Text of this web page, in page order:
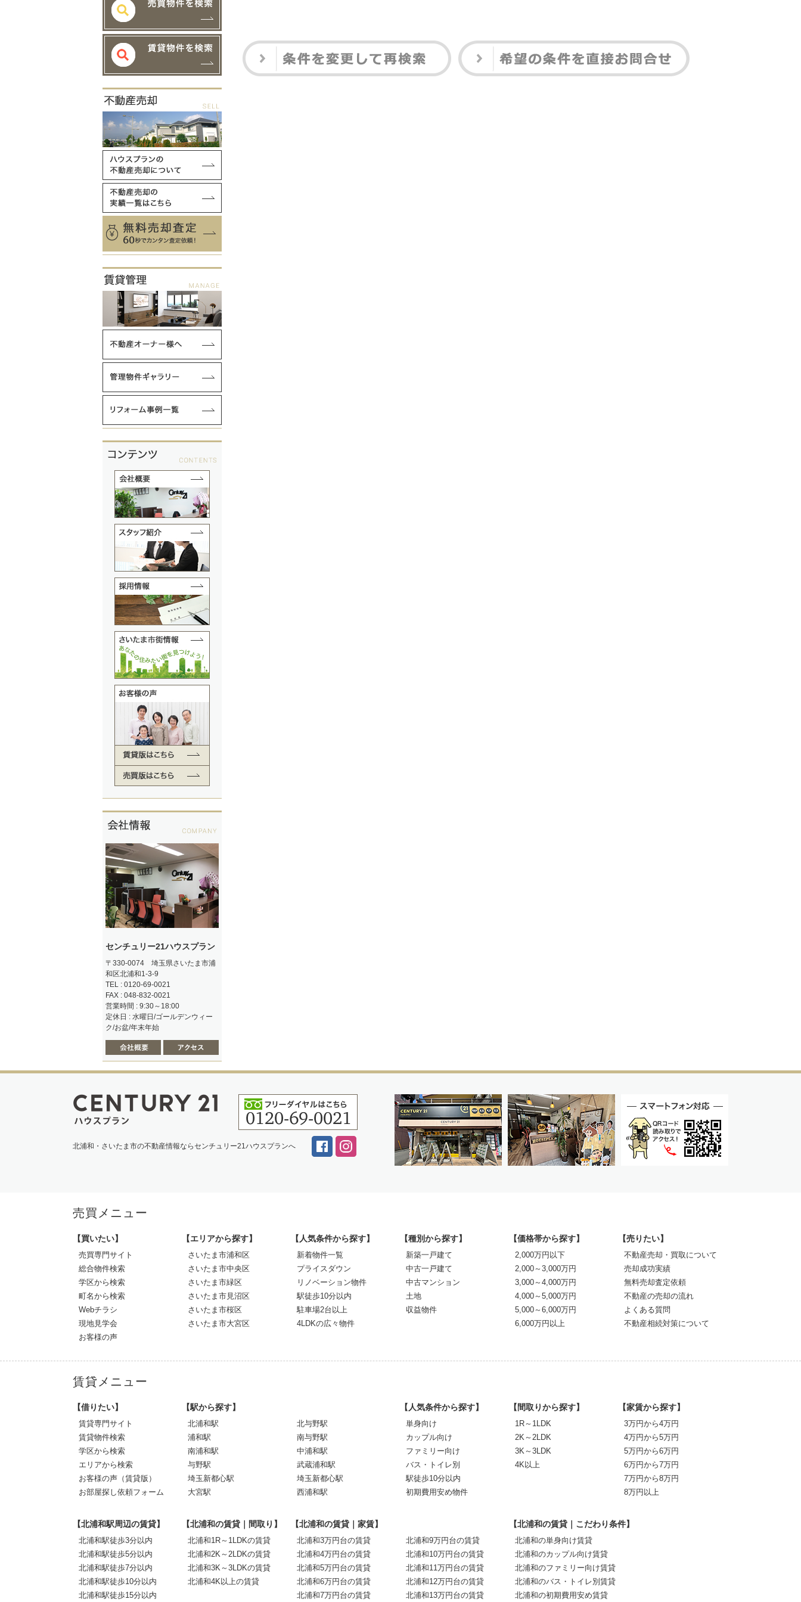
センチュリー21ハウスプラン
〒330-0074 埼玉県さいたま市浦
和区北浦和1-3-9
TEL : 0120-69-0021
FAX : 048-832-0021
営業時間 : 9:30～18:00
定休日 : 水曜日/ゴールデンウィー
ク/お盆/年末年始
北浦和・さいたま市の不動産情報ならセンチュリー21ハウスプランへ
売買メニュー
【買いたい】
売買専門サイト
総合物件検索
学区から検索
町名から検索
Webチラシ
現地見学会
お客様の声
【エリアから探す】
さいたま市浦和区
さいたま市中央区
さいたま市緑区
さいたま市見沼区
さいたま市桜区
さいたま市大宮区
【人気条件から探す】
新着物件一覧
プライスダウン
リノベーション物件
駅徒歩10分以内
駐車場2台以上
4LDKの広々物件
【種別から探す】
新築一戸建て
中古一戸建て
中古マンション
土地
収益物件
【価格帯から探す】
2,000万円以下
2,000～3,000万円
3,000～4,000万円
4,000～5,000万円
5,000～6,000万円
6,000万円以上
【売りたい】
不動産売却・買取について
売却成功実績
無料売却査定依頼
不動産の売却の流れ
よくある質問
不動産相続対策について
賃貸メニュー
【借りたい】
賃貸専門サイト
賃貸物件検索
学区から検索
エリアから検索
お客様の声（賃貸版）
お部屋探し依頼フォーム
【駅から探す】
北浦和駅
浦和駅
南浦和駅
与野駅
埼玉新都心駅
大宮駅
北与野駅
南与野駅
中浦和駅
武蔵浦和駅
埼玉新都心駅
西浦和駅
【人気条件から探す】
単身向け
カップル向け
ファミリー向け
バス・トイレ別
駅徒歩10分以内
初期費用安め物件
【間取りから探す】
1R～1LDK
2K～2LDK
3K～3LDK
4K以上
【家賃から探す】
3万円から4万円
4万円から5万円
5万円から6万円
6万円から7万円
7万円から8万円
8万円以上
【北浦和駅周辺の賃貸】
北浦和駅徒歩3分以内
北浦和駅徒歩5分以内
北浦和駅徒歩7分以内
北浦和駅徒歩10分以内
北浦和駅徒歩15分以内
【北浦和の賃貸｜間取り】
北浦和1R～1LDKの賃貸
北浦和2K～2LDKの賃貸
北浦和3K～3LDKの賃貸
北浦和4K以上の賃貸
【北浦和の賃貸｜家賃】
北浦和3万円台の賃貸
北浦和4万円台の賃貸
北浦和5万円台の賃貸
北浦和6万円台の賃貸
北浦和7万円台の賃貸
北浦和9万円台の賃貸
北浦和10万円台の賃貸
北浦和11万円台の賃貸
北浦和12万円台の賃貸
北浦和13万円台の賃貸
【北浦和の賃貸｜こだわり条件】
北浦和の単身向け賃貸
北浦和のカップル向け賃貸
北浦和のファミリー向け賃貸
北浦和のバス・トイレ別賃貸
北浦和の初期費用安め賃貸